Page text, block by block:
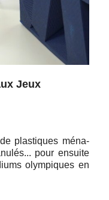
Jeux
plas­tiques mé­na­
pour ensuite
olym­piques en